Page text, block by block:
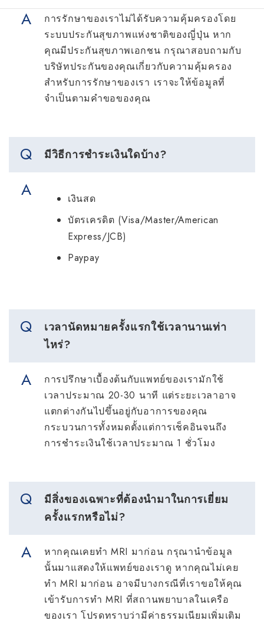
การรักษาของเราไม่ได้รับความคุ้มครองโดย
ระบบประกันสุขภาพแห่งชาติของญี่ปุ่น หาก
คุณมีประกันสุขภาพเอกชน กรุณาสอบถามกับ
บริษัทประกันของคุณเกี่ยวกับความคุ้มครอง
สำหรับการรักษาของเรา เราจะให้ข้อมูลที่
จำเป็นตามคำขอของคุณ
มีวิธีการชำระเงินใดบ้าง?
เงินสด
บัตรเครดิต (Visa/Master/American
Express/JCB)
Paypay
เวลานัดหมายครั้งแรกใช้เวลานานเท่า
ไหร่?
การปรึกษาเบื้องต้นกับแพทย์ของเรามักใช้
เวลาประมาณ 20-30 นาที แต่ระยะเวลาอาจ
แตกต่างกันไปขึ้นอยู่กับอาการของคุณ
กระบวนการทั้งหมดตั้งแต่การเช็คอินจนถึง
การชำระเงินใช้เวลาประมาณ 1 ชั่วโมง
มีสิ่งของเฉพาะที่ต้องนำมาในการเยี่ยม
ครั้งแรกหรือไม่?
หากคุณเคยทำ MRI มาก่อน กรุณานำข้อมูล
นั้นมาแสดงให้แพทย์ของเราดู หากคุณไม่เคย
ทํา MRI มาก่อน อาจมีบางกรณีที่เราขอให้คุณ
เข้ารับการทำ MRI ที่สถานพยาบาลในเครือ
ของเรา โปรดทราบว่ามีค่าธรรมเนียมเพิ่มเติม